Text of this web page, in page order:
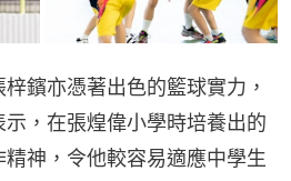
鑌亦憑著出色的籃球實力，
，在張煌偉小學時培養出的
神，令他較容易適應中學生